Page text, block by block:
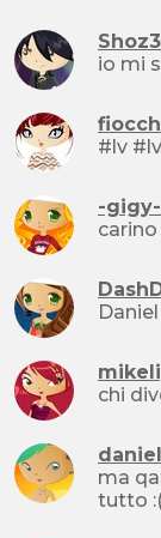
Shoz3
#lv #lv
-gigy-
chi
ma